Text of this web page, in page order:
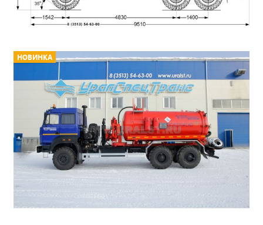
НОВИНКА